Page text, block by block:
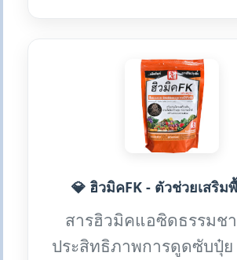
💎 ฮิวมิคFK - ตัวช่วยเสริม
สารฮิวมิคแอซิดธรรมช
ประสิทธิภาพการดูดซับปุ๋ย